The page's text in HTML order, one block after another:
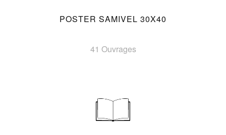
POSTER SAMIVEL 30X40
41 Ouvrages